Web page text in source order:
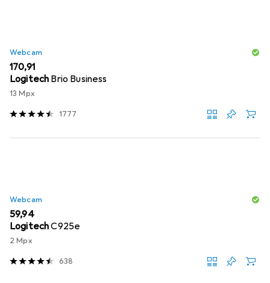
Webcam
EUR
170,91
Logitech Brio Business
13 Mpx
1777
Webcam
EUR
59,94
LogitechC925e
2 Mpx
638